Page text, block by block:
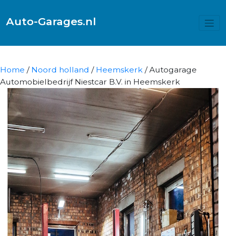
Auto-Garages.nl
Home / Noord holland / Heemskerk / Autogarage
Automobielbedrijf Niestcar B.V. in Heemskerk